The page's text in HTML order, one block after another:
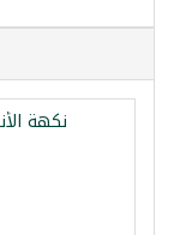
نكهة